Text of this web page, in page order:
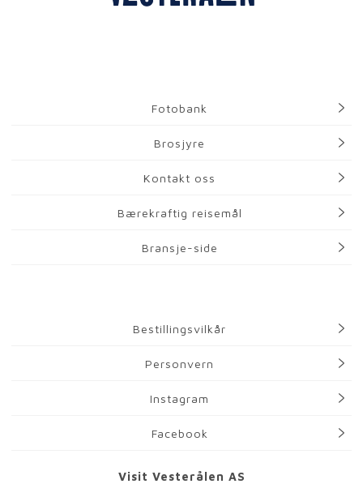
Fotobank
Brosjyre
Kontakt oss
Bærekraftig reisemål
Bransje-side
Bestillingsvilkår
Personvern
Instagram
Facebook
Visit Vesterålen AS